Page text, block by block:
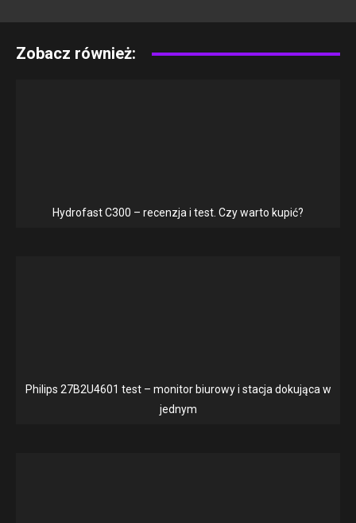
Zobacz również:
Hydrofast C300 – recenzja i test. Czy warto kupić?
Philips 27B2U4601 test – monitor biurowy i stacja dokująca w
jednym